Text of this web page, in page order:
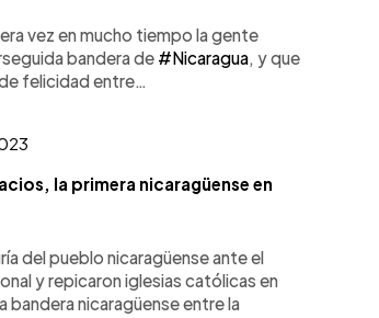
vez en mucho tiempo la gente
bandera de #Nicaragua, y que
felicidad entre…
la primera nicaragüense en
del pueblo nicaragüense ante el
y repicaron iglesias católicas en
nicaragüense entre la